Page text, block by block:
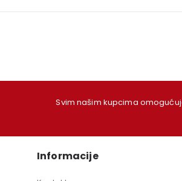
Svim našim kupcima
Informacije